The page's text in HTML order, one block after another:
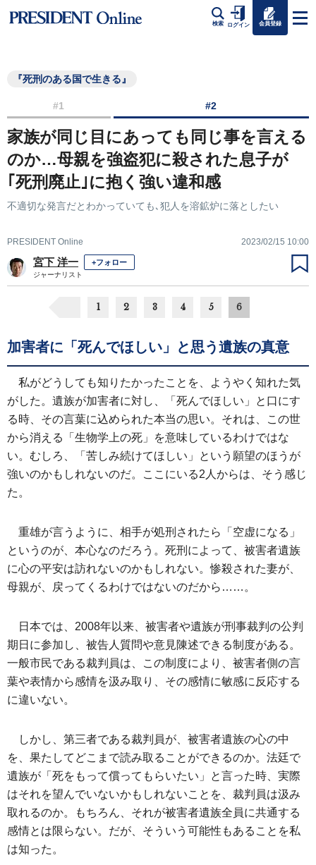
検索 ログイン 会員登録
『死刑のある国で生きる』
#1 #2
家族が同じ目にあっても同じ事を言える
のか…母親を強盗犯に殺された息子が
｢死刑廃止｣に抱く強い違和感
不適切な発言だとわかっていても､犯人を溶鉱炉に落としたい
PRESIDENT Online 2023/02/15 10:00
宮下 洋一 +フォロー
ジャーナリスト
1 2 3 4 5 6
加害者に「死んでほしい」と思う遺族の真意
私がどうしても知りたかったことを、ようやく知れた気
がした。遺族が加害者に対し、「死んでほしい」と口にす
る時、その言葉に込められた本当の思い。それは、この世
から消える「生物学上の死」を意味しているわけではな
い。むしろ、「苦しみ続けてほしい」という願望のほうが
強いのかもしれないのだ。ここにいる2人からは、そう感じ
た。
重雄が言うように、相手が処刑されたら「空虚になる」
というのが、本心なのだろう。死刑によって、被害者遺族
に心の平安は訪れないのかもしれない。惨殺された妻が、
母親が、戻ってくるわけではないのだから……。
日本では、2008年以来、被害者や遺族が刑事裁判の公判
期日に参加し、被告人質問や意見陳述できる制度がある。
一般市民である裁判員は、この制度により、被害者側の言
葉や表情から感情を汲み取り、その感情に敏感に反応する
に違いない。
しかし、第三者である裁判員が、被害者遺族の心の中
を、果たしてどこまで読み取ることができるのか。法廷で
遺族が「死をもって償ってもらいたい」と言った時、実際
はそれを望んでいないかもしれないことを、裁判員は汲み
取れるのか。もちろん、それが被害者遺族全員に共通する
感情とは限らない。だが、そういう可能性もあることを私
は知った。